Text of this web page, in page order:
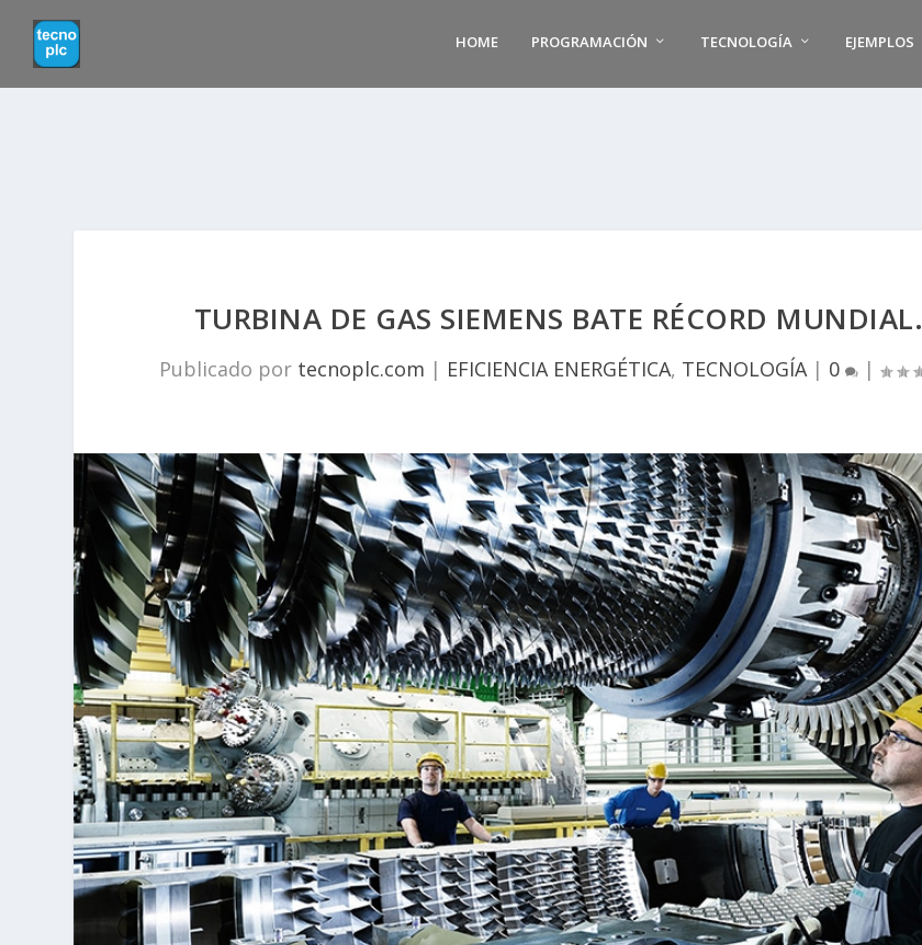
HOME PROGRAMACIÓN TECNOLOGÍA EJEMPLOS
TURBINA DE GAS SIEMENS BATE RÉCORD MUNDIAL.
Publicado por tecnoplc.com | EFICIENCIA ENERGÉTICA, TECNOLOGÍA| 0 |